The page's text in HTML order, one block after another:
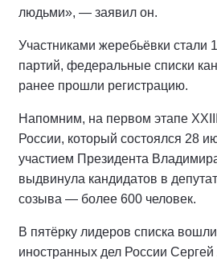
людьми», — заявил он.
Участниками жеребьёвки стали
партий, федеральные списки
ранее прошли регистрацию.
Напомним, на первом этапе
России, который состоялся 28
участием Президента
выдвинула кандидатов в
созыва — более 600 человек.
В пятёрку лидеров списка
иностранных дел России